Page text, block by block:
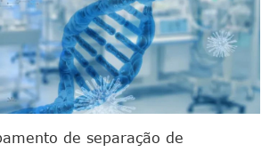
de separação de